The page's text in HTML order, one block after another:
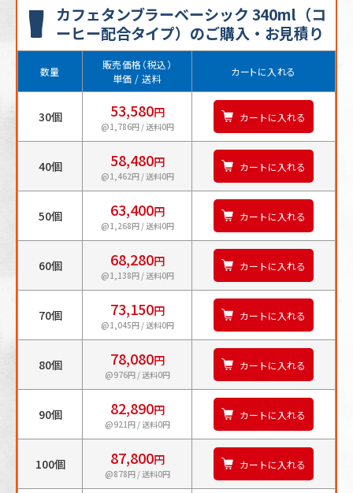
カフェタンブラーベーシック 340ml（コ
ーヒー配合タイプ）のご購入・お見積り
数量
販売価格（税込）
単価 / 送料
カートに入れる
30個 53,580円
@1,786円 / 送料0円
カートに入れる
40個 58,480円
@1,462円 / 送料0円
カートに入れる
50個 63,400円
@1,268円 / 送料0円
カートに入れる
60個 68,280円
@1,138円 / 送料0円
カートに入れる
70個 73,150円
@1,045円 / 送料0円
カートに入れる
80個 78,080円
@976円 / 送料0円
カートに入れる
90個 82,890円
@921円 / 送料0円
カートに入れる
100個 87,800円
@878円 / 送料0円
カートに入れる